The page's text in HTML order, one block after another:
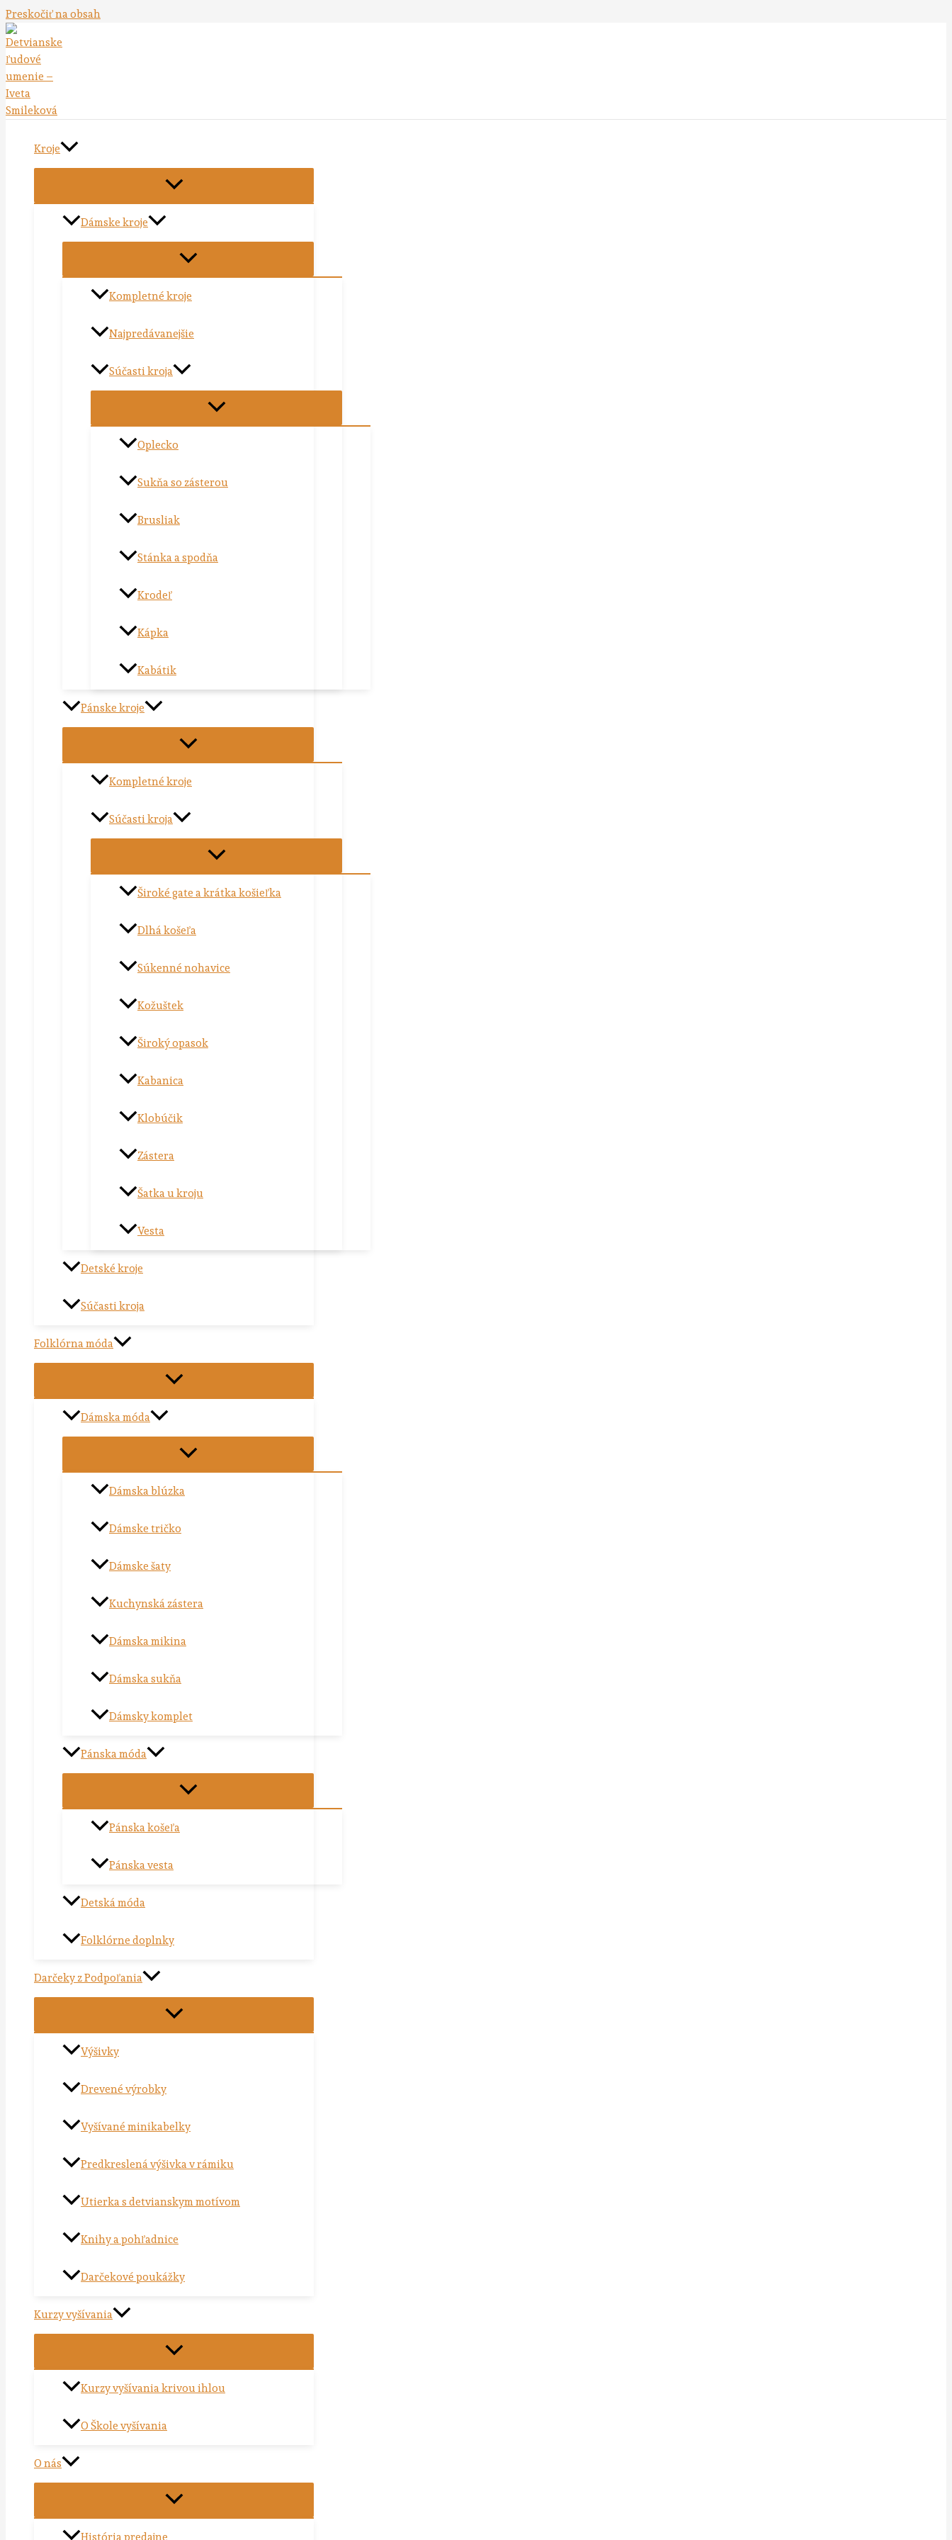
Preskočiť na obsah
Kroje
Dámske kroje
Kompletné kroje
Najpredávanejšie
Súčasti kroja
Oplecko
Sukňa so zásterou
Brusliak
Stánka a spodňa
Krodeľ
Kápka
Kabátik
Pánske kroje
Kompletné kroje
Súčasti kroja
Široké gate a krátka košieľka
Dlhá košeľa
Súkenné nohavice
Kožuštek
Široký opasok
Kabanica
Klobúčik
Zástera
Šatka u kroju
Vesta
Detské kroje
Súčasti kroja
Folklórna móda
Dámska móda
Dámska blúzka
Dámske tričko
Dámske šaty
Kuchynská zástera
Dámska mikina
Dámska sukňa
Dámsky komplet
Pánska móda
Pánska košeľa
Pánska vesta
Detská móda
Folklórne doplnky
Darčeky z Podpoľania
Výšivky
Drevené výrobky
Vyšívané minikabelky
Predkreslená výšivka v rámiku
Utierka s detvianskym motívom
Knihy a pohľadnice
Darčekové poukážky
Kurzy vyšívania
Kurzy vyšívania krivou ihlou
O Škole vyšívania
O nás
História predajne